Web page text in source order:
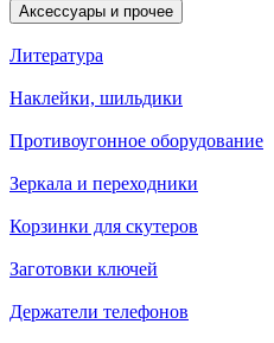
Аксессуары и прочее
Литература
Наклейки, шильдики
Противоугонное оборудование
Зеркала и переходники
Корзинки для скутеров
Заготовки ключей
Держатели телефонов